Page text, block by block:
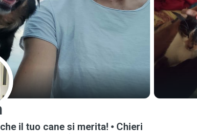
il tuo cane si merita! Chieri